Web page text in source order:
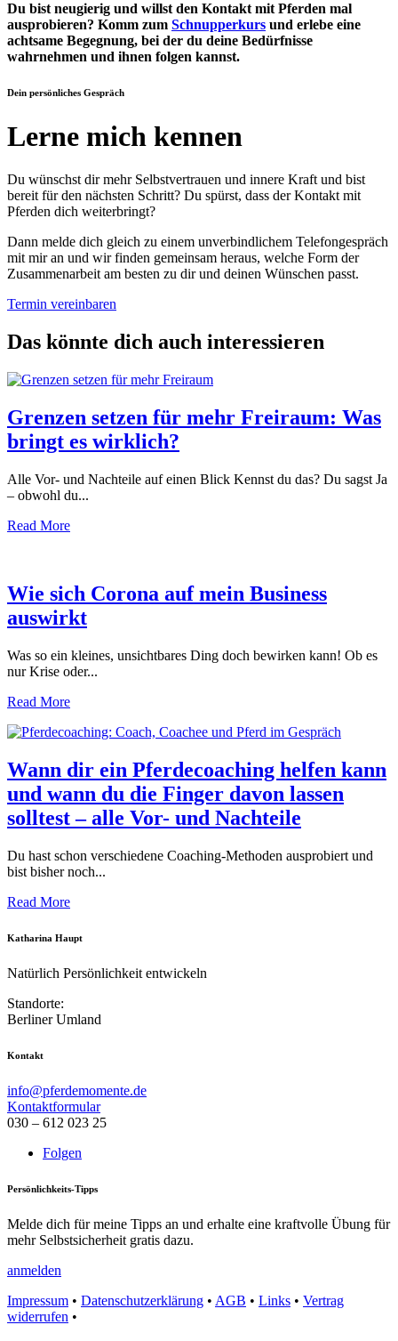
Du bist neugierig und willst den Kontakt mit Pferden mal
ausprobieren? Komm zum Schnupperkurs und erlebe eine
achtsame Begegnung, bei der du deine Bedürfnisse
wahrnehmen und ihnen folgen kannst.
Dein persönliches Gespräch
Lerne mich kennen
Du wünschst dir mehr Selbstvertrauen und innere Kraft und bist
bereit für den nächsten Schritt? Du spürst, dass der Kontakt mit
Pferden dich weiterbringt?
Dann melde dich gleich zu einem unverbindlichem Telefongespräch
mit mir an und wir finden gemeinsam heraus, welche Form der
Zusammenarbeit am besten zu dir und deinen Wünschen passt.
Termin vereinbaren
Das könnte dich auch interessieren
Grenzen setzen für mehr Freiraum: Was
bringt es wirklich?
Alle Vor- und Nachteile auf einen Blick Kennst du das? Du sagst Ja
– obwohl du...
Read More
Wie sich Corona auf mein Business
auswirkt
Was so ein kleines, unsichtbares Ding doch bewirken kann! Ob es
nur Krise oder...
Read More
Wann dir ein Pferdecoaching helfen kann
und wann du die Finger davon lassen
solltest – alle Vor- und Nachteile
Du hast schon verschiedene Coaching-Methoden ausprobiert und
bist bisher noch...
Read More
Katharina Haupt
Natürlich Persönlichkeit entwickeln
Standorte:
Berliner Umland
Kontakt
info@pferdemomente.de
Kontaktformular
030 – 612 023 25
Folgen
Persönlichkeits-Tipps
Melde dich für meine Tipps an und erhalte eine kraftvolle Übung für
mehr Selbstsicherheit gratis dazu.
anmelden
Impressum • Datenschutzerklärung • AGB • Links • Vertrag
widerrufen •